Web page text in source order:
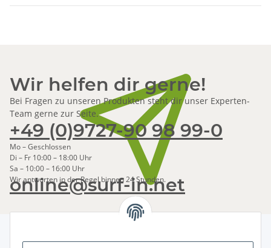
Wir helfen dir gerne!
Bei Fragen zu unseren Produkten steht dir unser Experten-
Team gerne zur Seite.
+49 (0)9727-90 98 99-0
Mo – Geschlossen
Di – Fr 10:00 – 18:00 Uhr
Sa – 10:00 – 16:00 Uhr
online@surf-in.net
Wir antworten in der Regel binnen 24 Stunden.